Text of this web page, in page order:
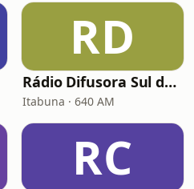
RD
Rádio Difusora Sul da Bahia
Itabuna · 640 AM
RC